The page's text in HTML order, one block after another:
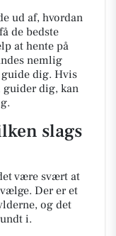
ud af, hvordan
de bedste
at hente på
nemlig
dig. Hvis
dig, kan
slags
være svært at
Der er et
og det
i.